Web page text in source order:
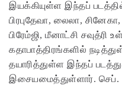
இயக்கியுள்ள இந்தப்
பிரபுதேவா, லைலா,
பிரேம்ஜி, மீனாட்சி சவுத்ரி
கதாபாத்திரங்களில்
தயாரித்துள்ள இந்தப்
இசையமைத்துள்ளார். செப்.